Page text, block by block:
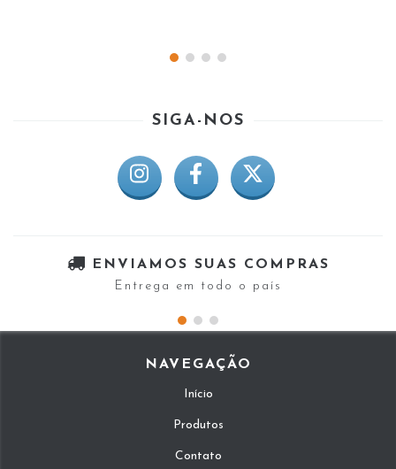
SIGA-NOS
ENVIAMOS SUAS COMPRAS
Entrega em todo o país
NAVEGAÇÃO
Início
Produtos
Contato